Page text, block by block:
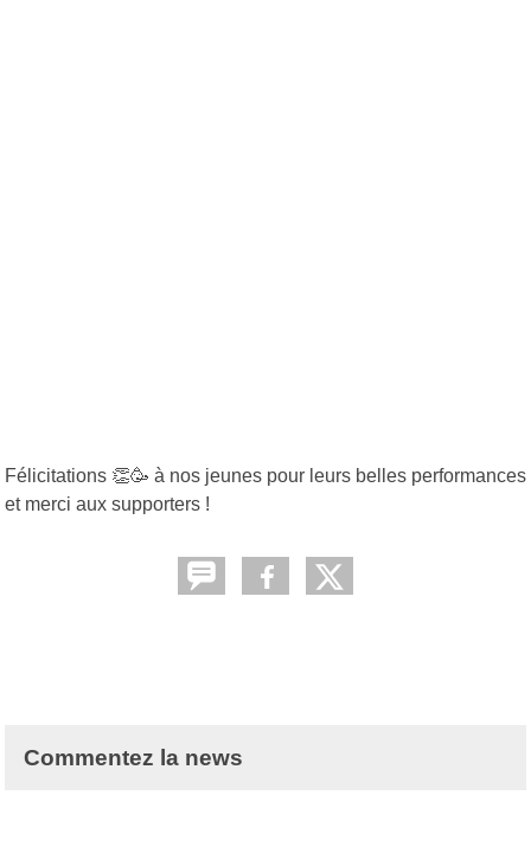
Félicitations 👏🥳 à nos jeunes pour leurs belles performances
et merci aux supporters !
Commentez la news